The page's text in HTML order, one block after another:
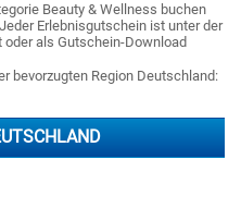
Beauty & Wellness buchen
Erlebnisgutschein ist unter der
oder als Gutschein-Download
bevorzugten Region Deutschland: